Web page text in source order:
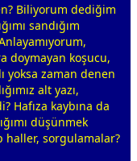
Biliyorum dediğim
sandığım
doymayan koşucu,
yoksa zaman denen
alt yazı,
Hafıza kaybına da
düşünmek
haller, sorgulamalar?